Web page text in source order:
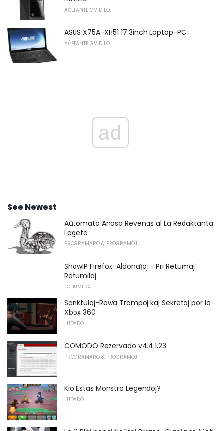
AĈETANTE GVIDILOJ
ASUS X75A-XH51 17.3inch Laptop-PC
AĈETANTE GVIDILOJ
ad
See Newest
Aŭtomata Anaso Revenas al La Redaktanta
Lageto
PROGRAMARO & PROGRAMOJ
ShowIP Firefox-Aldonaĵoj - Pri Retumaj
Retumiloj
FOLIUMILOJ
Sanktuloj-Rowa Trompoj kaj Sekretoj por la
Xbox 360
LUDADO
COMODO Rezervado v4.4.1.23
PROGRAMARO & PROGRAMOJ
Kio Estas Monstro Legendoj?
LUDADO